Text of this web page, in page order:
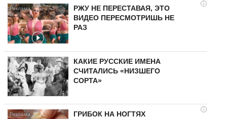
i
РЖУ НЕ ПЕРЕСТАВАЯ, ЭТО
ВИДЕО ПЕРЕСМОТРИШЬ НЕ
РАЗ
КАКИЕ РУССКИЕ ИМЕНА
СЧИТАЛИСЬ «НИЗШЕГО
СОРТА»
i
ГРИБОК НА НОГТЯХ